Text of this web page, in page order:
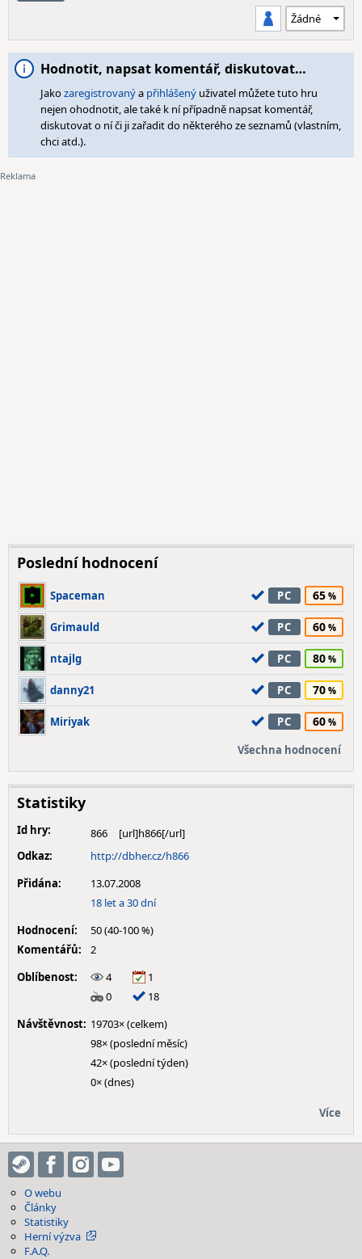
Hodnotit, napsat komentář, diskutovat…
Jakozaregistrovanýa přihlášený uživatel můžete tuto hru
nejen ohodnotit, ale také k ní případně napsat komentář,
diskutovat o ní či ji zařadit do některého ze seznamů (vlastním,
chci atd.).
Poslední hodnocení
Spaceman PC 65
Grimauld PC 60
ntajlg PC 80
danny21 PC 70
Miriyak PC 60
Všechna hodnocení
Statistiky
Id hry:
866
Odkaz:
http://dbher.cz/h866
Přidána:
13.07.2008
18 let a 30 dní
Hodnocení:
50 (40-100 %)
Komentářů:
2
Oblíbenost:
4
1
0
18
Návštěvnost: 19703× (celkem)
98× (poslední měsíc)
42× (poslední týden)
0× (dnes)
Více
O webu
Články
Statistiky
Herní výzva
F.A.Q.